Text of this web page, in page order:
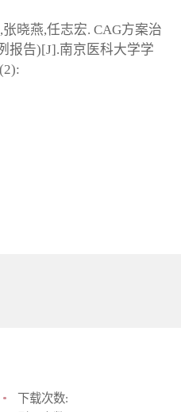
晓燕,任志宏. CAG方案治
报告)[J].南京医科大学学
下载次数: